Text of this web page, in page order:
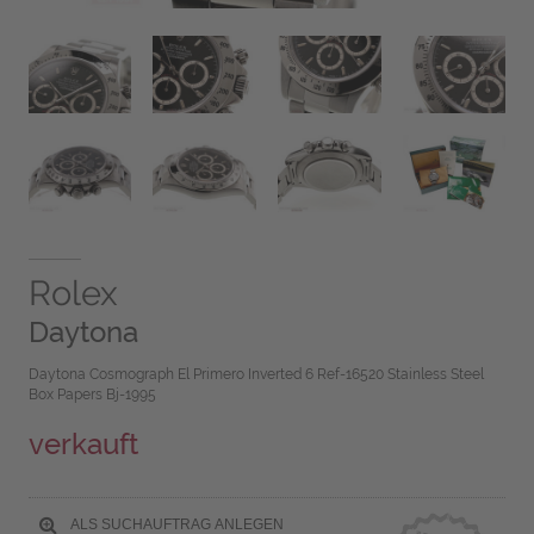
Rolex
Daytona
Daytona Cosmograph El Primero Inverted 6 Ref-16520 Stainless Steel
Box Papers Bj-1995
verkauft
ALS SUCHAUFTRAG ANLEGEN